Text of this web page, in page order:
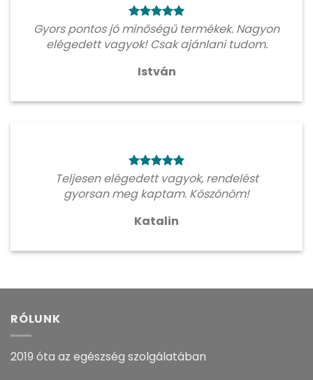
Gyors pontos jó minőségű termékek. Nagyon
elégedett vagyok! Csak ajánlani tudom.
István
Teljesen elégedett vagyok, rendelést
gyorsan meg kaptam. Köszönöm!
Katalin
RÓLUNK
2019 óta az egészség szolgálatában